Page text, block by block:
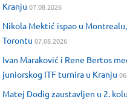
Kranju 07.08.2026
Nikola Mektić ispao u
Torontu 07.08.2026
Ivan Maraković i Rene Bertos
juniorskog ITF turnira u Kranju
Matej Dodig zaustavljen u 2.